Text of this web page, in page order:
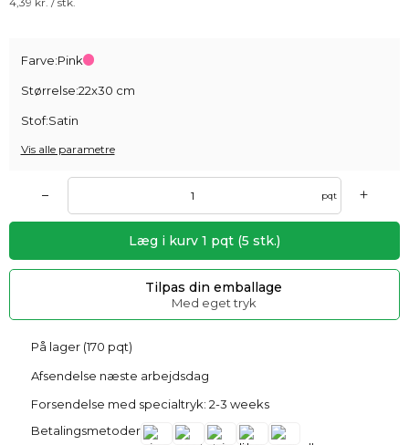
Farve:Pink
Størrelse:22x30 cm
Stof:Satin
Vis alle parametre
– pqt +
Læg i kurv 1 pqt (5 stk.)
Tilpas din emballage
Med eget tryk
På lager (170 pqt)
Afsendelse næste arbejdsdag
Forsendelse med specialtryk: 2-3 weeks
Betalingsmetoder